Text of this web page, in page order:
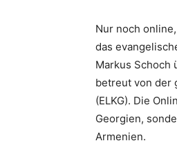
Nur noch
das
Markus Schoch
betreut von der
(ELKG). Die
Georgien,
Armenien.